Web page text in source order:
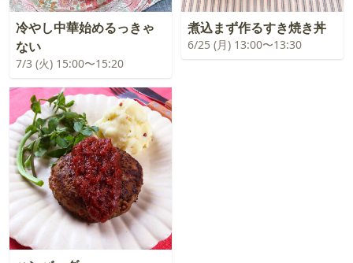
冷やし中華始めるっきゃ
ない
7/3 (火) 15:00〜15:20
煮込まず作るすき焼き丼
6/25 (月) 13:00〜13:30